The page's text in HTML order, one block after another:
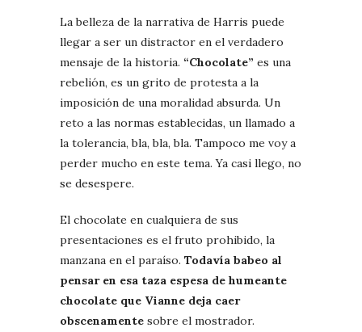
La belleza de la narrativa de Harris puede
llegar a ser un distractor en el verdadero
mensaje de la historia. “Chocolate” es una
rebelión, es un grito de protesta a la
imposición de una moralidad absurda. Un
reto a las normas establecidas, un llamado a
la tolerancia, bla, bla, bla. Tampoco me voy a
perder mucho en este tema. Ya casi llego, no
se desespere.
El chocolate en cualquiera de sus
presentaciones es el fruto prohibido, la
manzana en el paraíso. Todavía babeo al
pensar en esa taza espesa de humeante
chocolate que Vianne deja caer
obscenamente sobre el mostrador.